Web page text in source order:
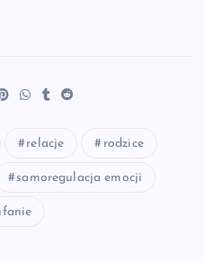
relacje rodzice
samoregulacja emocji